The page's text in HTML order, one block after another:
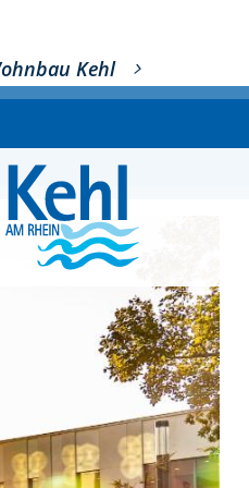
Kehl